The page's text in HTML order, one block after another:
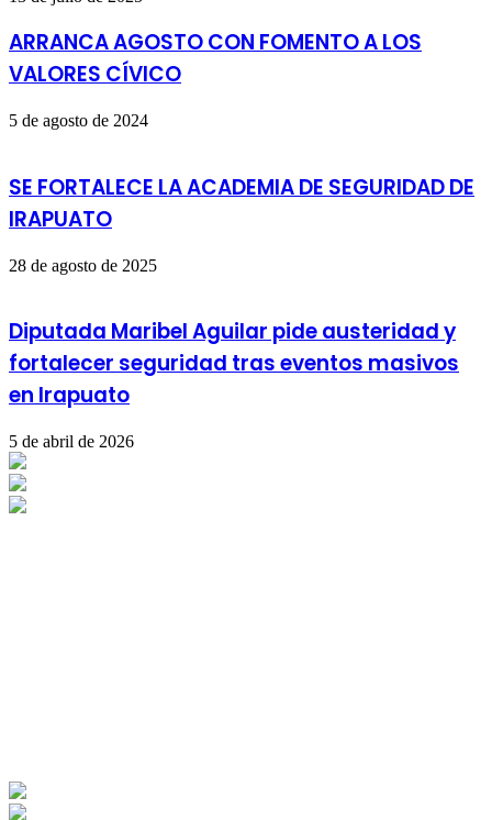
ARRANCA AGOSTO CON FOMENTO A LOS
VALORES CÍVICO
5 de agosto de 2024
SE FORTALECE LA ACADEMIA DE SEGURIDAD DE
IRAPUATO
28 de agosto de 2025
Diputada Maribel Aguilar pide austeridad y
fortalecer seguridad tras eventos masivos
en Irapuato
5 de abril de 2026